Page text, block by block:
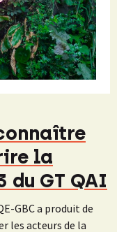
la
du GT QAI
GBC a produit de
les acteurs de la